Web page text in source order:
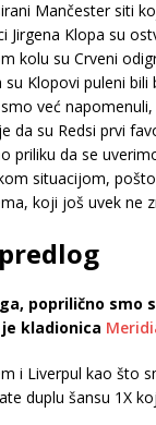
Mančester siti
Jirgena Klopa su
kolu su Crveni
su Klopovi puleni
već
da su Redsi prvi
priliku da se
situacijom,
koji još uvek ne
poprilično smo
kladionica
i Liverpul kao što
duplu šansu 1X